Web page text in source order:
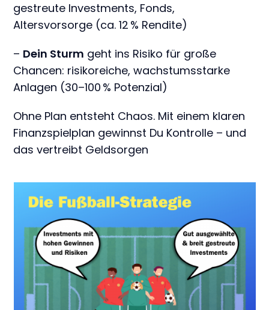
gestreute Investments, Fonds,
Altersvorsorge (ca. 12 % Rendite)
– Dein Sturm geht ins Risiko für große
Chancen: risikoreiche, wachstumsstarke
Anlagen (30–100 % Potenzial)
Ohne Plan entsteht Chaos. Mit einem klaren
Finanzspielplan gewinnst Du Kontrolle – und
das vertreibt Geldsorgen